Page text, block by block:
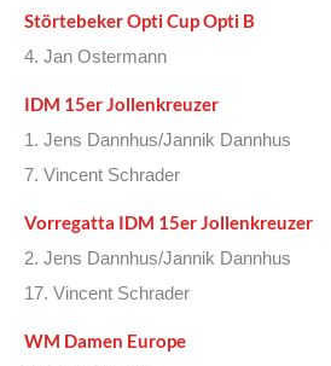
Störtebeker Opti Cup Opti B
4. Jan Ostermann
IDM 15er Jollenkreuzer
1. Jens Dannhus/Jannik Dannhus
7. Vincent Schrader
Vorregatta IDM 15er Jollenkreuzer
2. Jens Dannhus/Jannik Dannhus
17. Vincent Schrader
WM Damen Europe